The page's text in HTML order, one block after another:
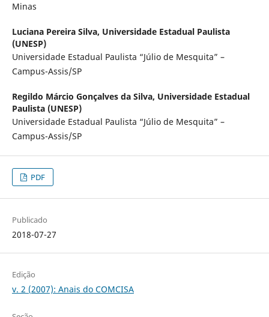
Minas
Luciana Pereira Silva, Universidade Estadual Paulista
(UNESP)
Universidade Estadual Paulista “Júlio de Mesquita” –
Campus-Assis/SP
Regildo Márcio Gonçalves da Silva, Universidade Estadual
Paulista (UNESP)
Universidade Estadual Paulista “Júlio de Mesquita” –
Campus-Assis/SP
PDF
Publicado
2018-07-27
Edição
v. 2 (2007): Anais do COMCISA